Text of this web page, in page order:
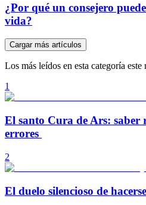
¿Por qué un consejero
vida?
Cargar más artículos
Los más leídos en esta categoría este
1
El santo Cura de Ars: saber
errores
2
El duelo silencioso de